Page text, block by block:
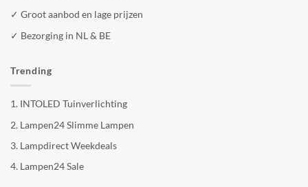
✓ Groot aanbod en lage prijzen
✓ Bezorging in NL & BE
Trending
1. INTOLED Tuinverlichting
2. Lampen24 Slimme Lampen
3. Lampdirect Weekdeals
4. Lampen24 Sale